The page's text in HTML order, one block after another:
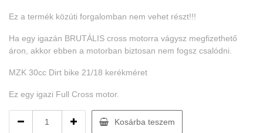
Ez a termék közúti forgalomban nem vehet részt!!!
Ha egy igazán BRUTÁLIS cross motorra vágysz megfizethető
áron, akkor ebben a motorban biztosan nem fogsz csalódni.
MZK 30cc Dirt bike 21/18 kerékméret
Ez egy igazi Full Cross motor.
300cc
Kosárba teszem